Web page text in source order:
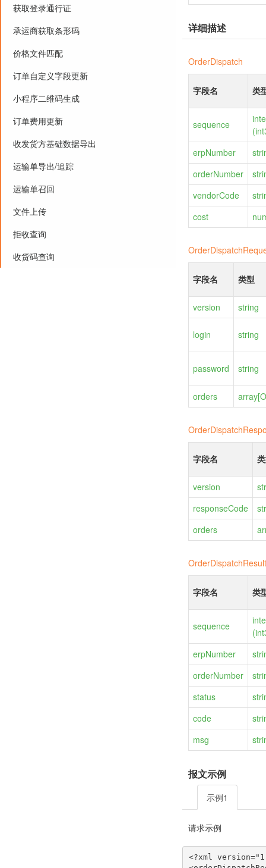
获取登录通行证
承运商获取条形码
价格文件匹配
订单自定义字段更新
小程序二维码生成
订单费用更新
收发货方基础数据导出
运输单导出/追踪
运输单召回
文件上传
拒收查询
收货码查询
详细描述
OrderDispatch
字段名 类
sequence
erpNumber
orderNumber
vendorCode
cost
字段名 类型
version string
login string
password string
orders array[
字段名
version
responseCode
orders
OrderDispatchResult
字段名 类
sequence
erpNumber
orderNumber
status
code
msg
报文示例
示例1
请求示例
<?xml